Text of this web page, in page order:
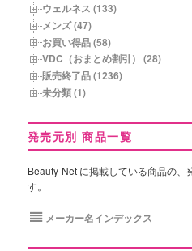
ウェルネス (133)
メンズ (47)
お買い得品 (58)
VDC（おまとめ割引） (28)
販売終了品 (1236)
未分類 (1)
発売元別 商品一覧
Beauty-Net に掲載している商品の
す。
メーカー名インデックス